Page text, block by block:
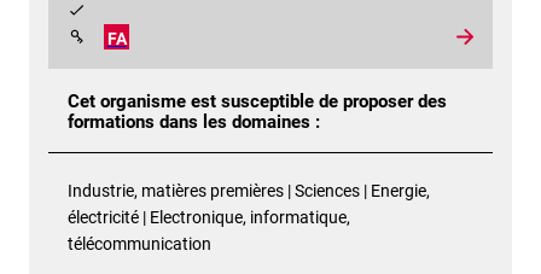
FA
Cet organisme est susceptible de proposer des
formations dans les domaines :
Industrie, matières premières | Sciences | Energie,
électricité | Electronique, informatique,
télécommunication